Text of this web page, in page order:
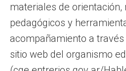
materiales de orientación,
pedagógicos y
acompañamiento a
sitio web del organismo